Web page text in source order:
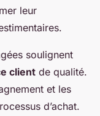
leur
soulignent
client de qualité.
et les
d’achat.